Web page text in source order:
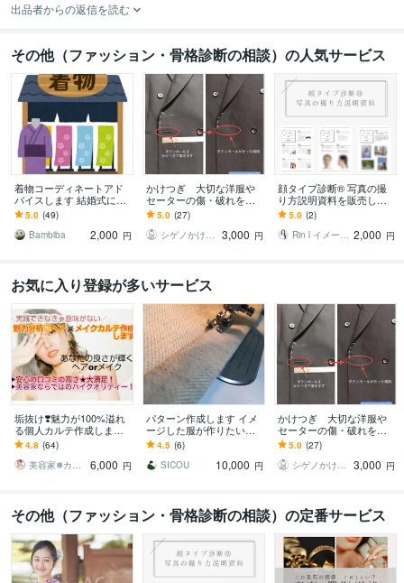
出品者からの返信を読む
その他（ファッション・骨格診断の相談）の人気サービス
着物コーディネートアド
バイスします 結婚式にこ
の着物着て大丈夫？など
なんでも相談！
5.0 (49)
Bambiba
2,000 円
かけつぎ 大切な洋服や
セーターの傷・破れを直
します かけつぎ(かけは
ぎ)40年以上の職人がご相
談に乗ります
5.0 (27)
シゲノかけつぎ店
3,000 円
顔タイプ診断®︎ 写真の撮
り方説明資料を販売しま
す 詳しい撮影方法や注意
点等をまとめた資料☆*
5.0 (2)
Rin l イメージコンサルタント 2,000 円
お気に入り登録が多いサービス
垢抜け❣️魅力が100%溢れ
る個人カルテ作成します
キャリア有り美容のプロ
が垢抜けの実践解説サポ
ート指南します
4.8 (64)
美容家❅カラーアナリスト❊Rinda
6,000 円
パターン作成します イメ
ージした服が作りたい
お持ちの服をサイズ、生
地を変えたい
4.5 (6)
SICOU
10,000 円
かけつぎ 大切な洋服や
セーターの傷・破れを直
します かけつぎ(かけは
ぎ)40年以上の職人がご相
談に乗ります
5.0 (27)
シゲノかけつぎ店
3,000 円
その他（ファッション・骨格診断の相談）の定番サービス